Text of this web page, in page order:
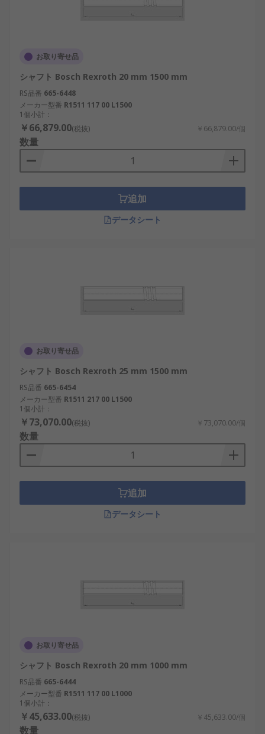
お取り寄せ品
シャフト Bosch Rexroth 20 mm 1500 mm
RS品番 665-6448
メーカー型番 R1511 117 00 L1500
1個小計：
￥66,879.00(税抜) ￥66,879.00/個
数量
追加
データシート
お取り寄せ品
シャフト Bosch Rexroth 25 mm 1500 mm
RS品番 665-6454
メーカー型番 R1511 217 00 L1500
1個小計：
￥73,070.00(税抜) ￥73,070.00/個
数量
追加
データシート
お取り寄せ品
シャフト Bosch Rexroth 20 mm 1000 mm
RS品番 665-6444
メーカー型番 R1511 117 00 L1000
1個小計：
￥45,633.00(税抜) ￥45,633.00/個
数量